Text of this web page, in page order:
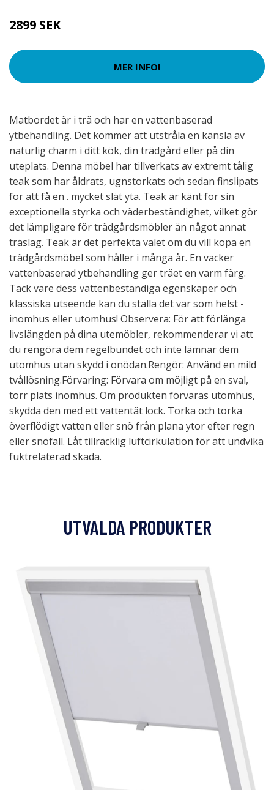
2899 SEK
MER INFO!
Matbordet är i trä och har en vattenbaserad
ytbehandling. Det kommer att utstråla en känsla av
naturlig charm i ditt kök, din trädgård eller på din
uteplats. Denna möbel har tillverkats av extremt tålig
teak som har åldrats, ugnstorkats och sedan finslipats
för att få en . mycket slät yta. Teak är känt för sin
exceptionella styrka och väderbeständighet, vilket gör
det lämpligare för trädgårdsmöbler än något annat
träslag. Teak är det perfekta valet om du vill köpa en
trädgårdsmöbel som håller i många år. En vacker
vattenbaserad ytbehandling ger träet en varm färg.
Tack vare dess vattenbeständiga egenskaper och
klassiska utseende kan du ställa det var som helst -
inomhus eller utomhus! Observera: För att förlänga
livslängden på dina utemöbler, rekommenderar vi att
du rengöra dem regelbundet och inte lämnar dem
utomhus utan skydd i onödan.Rengör: Använd en mild
tvållösning.Förvaring: Förvara om möjligt på en sval,
torr plats inomhus. Om produkten förvaras utomhus,
skydda den med ett vattentät lock. Torka och torka
överflödigt vatten eller snö från plana ytor efter regn
eller snöfall. Låt tillräcklig luftcirkulation för att undvika
fuktrelaterad skada.
UTVALDA PRODUKTER